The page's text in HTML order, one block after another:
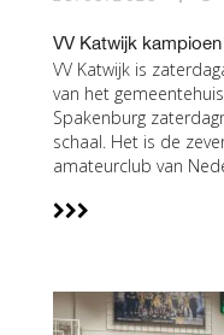
VV Katwijk
VV Katwijk is
van het
Spakenburg
schaal. Het is de
amateurclub van